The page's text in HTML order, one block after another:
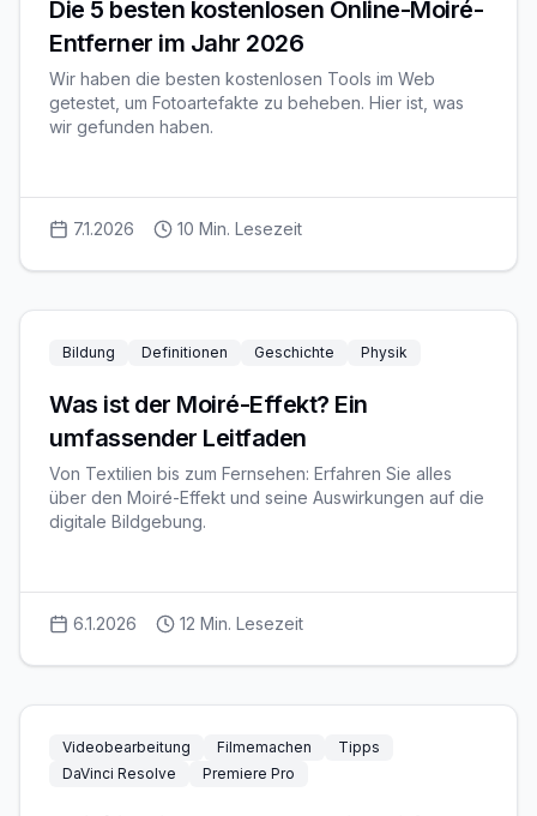
Die 5 besten kostenlosen Online-Moiré-
Entferner im Jahr 2026
Wir haben die besten kostenlosen Tools im Web
getestet, um Fotoartefakte zu beheben. Hier ist, was
wir gefunden haben.
7.1.2026 10 Min. Lesezeit
Bildung Definitionen Geschichte Physik
Was ist der Moiré-Effekt? Ein
umfassender Leitfaden
Von Textilien bis zum Fernsehen: Erfahren Sie alles
über den Moiré-Effekt und seine Auswirkungen auf die
digitale Bildgebung.
6.1.2026 12 Min. Lesezeit
Videobearbeitung Filmemachen
Tipps
DaVinci Resolve
Premiere Pro